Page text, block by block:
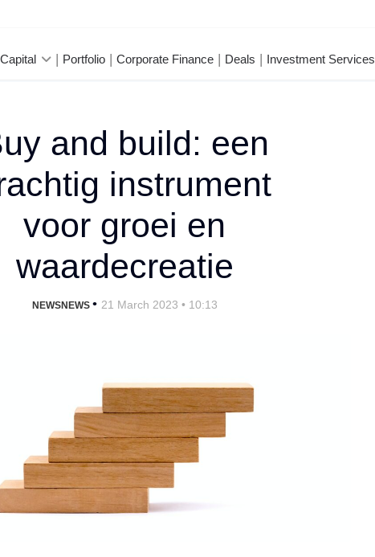
Portfolio Corporate Finance Deals Investment Services
and build: een
instrument
voor groei en
waardecreatie
NEWSNEWS • 21 March 2023 • 10:13